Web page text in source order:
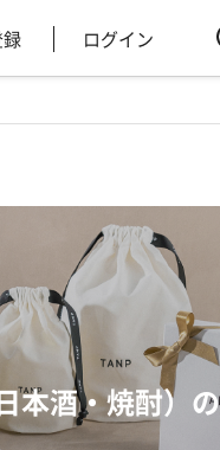
ログイン
本酒・焼酎）